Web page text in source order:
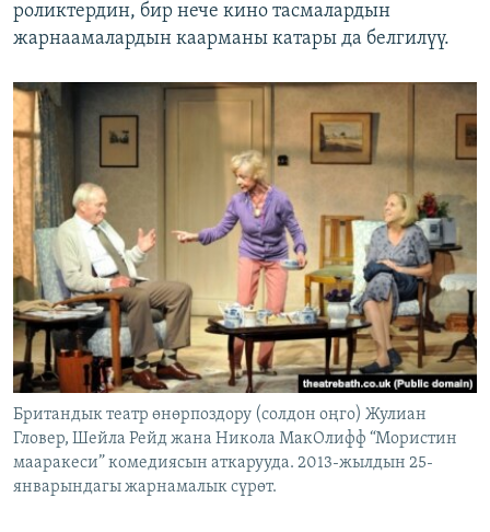
роликтердин, бир нече кино тасмалардын
жарнаамалардын каарманы катары да белгилүү.
Британдык театр өнөрпоздору (солдон оңго) Жулиан
Гловер, Шейла Рейд жана Никола МакОлифф “Мористин
мааракеси” комедиясын аткарууда. 2013-жылдын 25-
январындагы жарнамалык сүрөт.